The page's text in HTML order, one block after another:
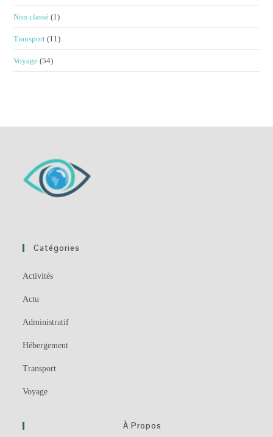
Non classé (1)
Transport (11)
Voyage (54)
Catégories
Activités
Actu
Administratif
Hébergement
Transport
Voyage
À Propos